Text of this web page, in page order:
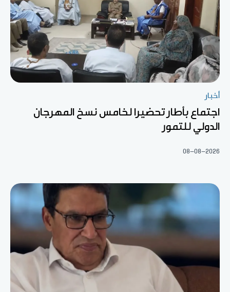
أخبار
اجتماع بأطار تحضيرا لخامس نسخ المهرجان
الدولي للتمور
08-08-2026